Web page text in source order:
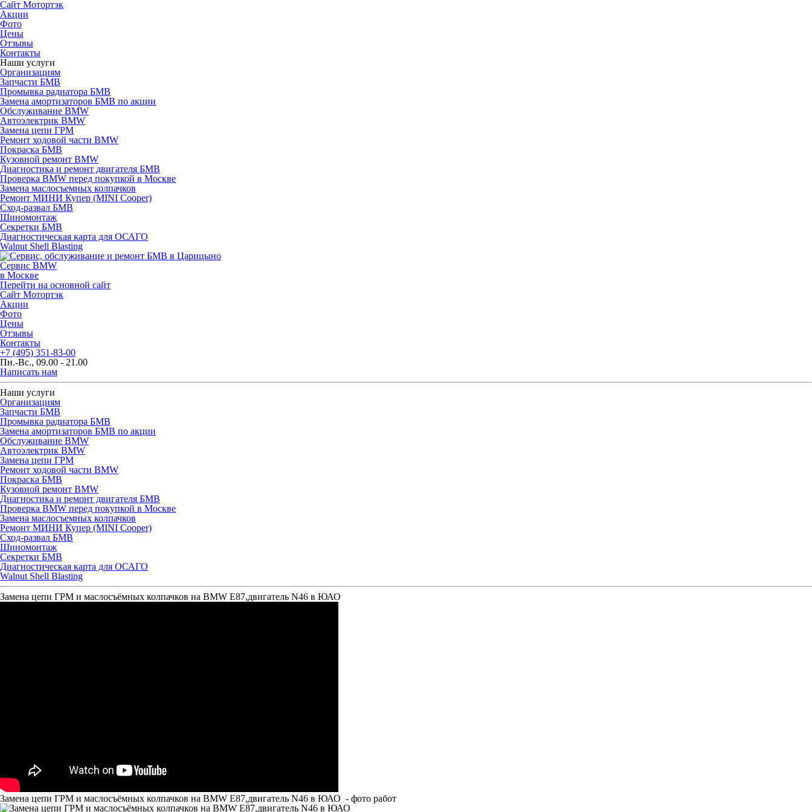
Сайт Мотортэк
Акции
Фото
Цены
Отзывы
Контакты
Наши услуги
Организациям
Запчасти БМВ
Промывка радиатора БМВ
Замена амортизаторов БМВ по акции
Обслуживание BMW
Автоэлектрик BMW
Замена цепи ГРМ
Ремонт ходовой части BMW
Покраска БМВ
Кузовной ремонт BMW
Диагностика и ремонт двигателя БМВ
Проверка BMW перед покупкой в Москве
Замена маслосъемных колпачков
Ремонт МИНИ Купер (MINI Cooper)
Сход-развал БМВ
Шиномонтаж
Секретки БМВ
Диагностическая карта для ОСАГО
Walnut Shell Blasting
Сервис BMW
в Москве
Перейти на основной сайт
Сайт Мотортэк
Акции
Фото
Цены
Отзывы
Контакты
+7 (495) 351-83-00
Пн.-Вс., 09.00 - 21.00
Написать нам
Наши услуги
Организациям
Запчасти БМВ
Промывка радиатора БМВ
Замена амортизаторов БМВ по акции
Обслуживание BMW
Автоэлектрик BMW
Замена цепи ГРМ
Ремонт ходовой части BMW
Покраска БМВ
Кузовной ремонт BMW
Диагностика и ремонт двигателя БМВ
Проверка BMW перед покупкой в Москве
Замена маслосъемных колпачков
Ремонт МИНИ Купер (MINI Cooper)
Сход-развал БМВ
Шиномонтаж
Секретки БМВ
Диагностическая карта для ОСАГО
Walnut Shell Blasting
Замена цепи ГРМ и маслосъёмных колпачков на BMW E87,двигатель N46 в ЮАО
Замена цепи ГРМ и маслосъёмных колпачков на BMW E87,двигатель N46 в ЮАО - фото работ